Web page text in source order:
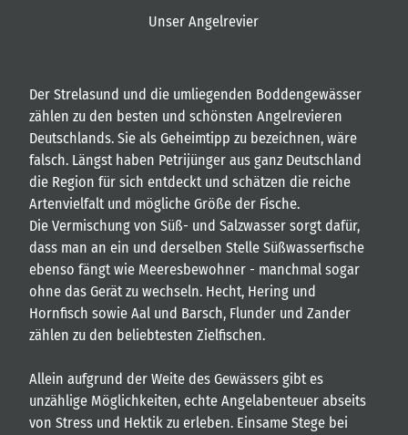
Unser Angelrevier
Der Strelasund und die umliegenden Boddengewässer
zählen zu den besten und schönsten Angelrevieren
Deutschlands. Sie als Geheimtipp zu bezeichnen, wäre
falsch. Längst haben Petrijünger aus ganz Deutschland
die Region für sich entdeckt und schätzen die reiche
Artenvielfalt und mögliche Größe der Fische.
Die Vermischung von Süß- und Salzwasser sorgt dafür,
dass man an ein und derselben Stelle Süßwasserfische
ebenso fängt wie Meeresbewohner - manchmal sogar
ohne das Gerät zu wechseln. Hecht, Hering und
Hornfisch sowie Aal und Barsch, Flunder und Zander
zählen zu den beliebtesten Zielfischen.
Allein aufgrund der Weite des Gewässers gibt es
unzählige Möglichkeiten, echte Angelabenteuer abseits
von Stress und Hektik zu erleben. Einsame Stege bei